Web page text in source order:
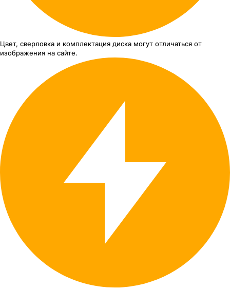
Цвет, сверловка и комплектация диска могут отличаться от
изображения на сайте.